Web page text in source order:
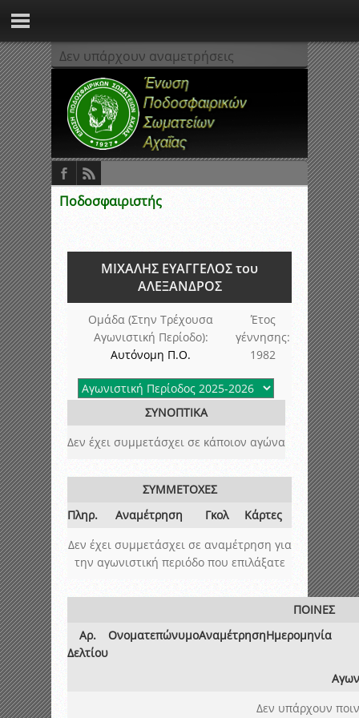
Δεν υπάρχουν αναμετρήσεις
Ποδοσφαιριστής
ΜΙΧΑΛΗΣ ΕΥΑΓΓΕΛΟΣ του
ΑΛΕΞΑΝΔΡΟΣ
Ομάδα (Στην Τρέχουσα
Αγωνιστική Περίοδο):
Αυτόνομη Π.Ο.
Έτος
γέννησης:
1982
ΣΥΝΟΠΤΙΚΑ
Δεν έχει συμμετάσχει σε κάποιον αγώνα
ΣΥΜΜΕΤΟΧΕΣ
Πληρ.
Αναμέτρηση Γκολ
Κάρτες
Δεν έχει συμμετάσχει σε αναμέτρηση για
την αγωνιστική περιόδο που επιλάξατε
ΠΟΙΝΕΣ
Αρ.
Δελτίου
ΟνοματεπώνυμοΑναμέτρησηΗμερομηνία
Δεν υπάρχουν